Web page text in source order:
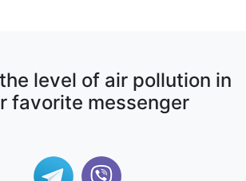
level of air pollution in
favorite messenger